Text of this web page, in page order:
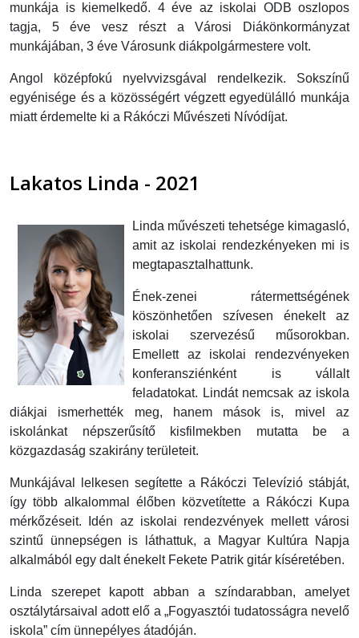
munkája is kiemelkedő. 4 éve az iskolai ODB oszlopos
tagja, 5 éve vesz részt a Városi Diákönkormányzat
munkájában, 3 éve Városunk diákpolgármestere volt.
Angol középfokú nyelvvizsgával rendelkezik. Sokszínű
egyénisége és a közösségért végzett egyedülálló munkája
miatt érdemelte ki a Rákóczi Művészeti Nívódíjat.
Lakatos Linda - 2021
Linda művészeti tehetsége kimagasló,
amit az iskolai rendezkényeken mi is
megtapasztalhattunk.
Ének-zenei rátermettségének
köszönhetően szívesen énekelt az
iskolai szervezésű műsorokban.
Emellett az iskolai rendezvényeken
konferansziénként is vállalt
feladatokat. Lindát nemcsak az iskola
diákjai ismerhették meg, hanem mások is, mivel az
iskolánkat népszerűsítő kisfilmekben mutatta be a
közgazdaság szakirány területeit.
Munkájával lelkesen segítette a Rákóczi Televízió stábját,
így több alkalommal élőben közvetítette a Rákóczi Kupa
mérkőzéseit. Idén az iskolai rendezvények mellett városi
szintű ünnepségen is láthattuk, a Magyar Kultúra Napja
alkalmából egy dalt énekelt Fekete Patrik gitár kíséretében.
Linda szerepet kapott abban a színdarabban, amelyet
osztálytársaival adott elő a „Fogyasztói tudatosságra nevelő
iskola” cím ünnepélyes átadóján.